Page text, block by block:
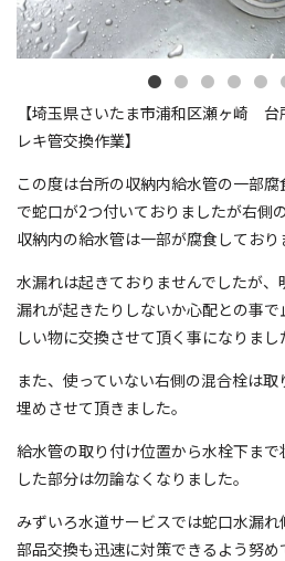
【埼玉県さいたま市浦和区瀬ヶ崎
レキ管交換作業】
この度は台所の収納内給水管の一部
で蛇口が2つ付いておりましたが右側
収納内の給水管は一部が腐食しており
水漏れは起きておりませんでしたが
漏れが起きたりしないか心配との事
しい物に交換させて頂く事になりまし
また、使っていない右側の混合栓は
埋めさせて頂きました。
給水管の取り付け位置から水栓下ま
した部分は勿論なくなりました。
みずいろ水道サービスでは蛇口水漏
部品交換も迅速に対策できるよう努